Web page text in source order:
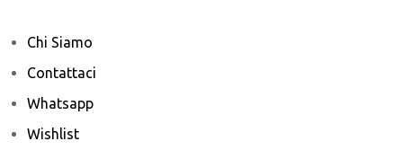
Chi Siamo
Contattaci
Whatsapp
Wishlist